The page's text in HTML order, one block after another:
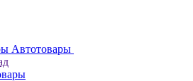
Автотовары